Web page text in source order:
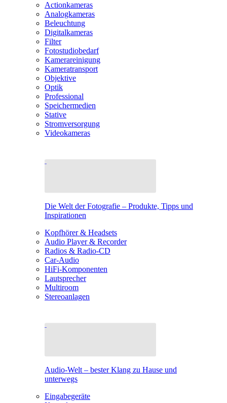
Actionkameras
Analogkameras
Beleuchtung
Digitalkameras
Filter
Fotostudiobedarf
Kamerareinigung
Kameratransport
Objektive
Optik
Professional
Speichermedien
Stative
Stromversorgung
Videokameras
Die Welt der Fotografie – Produkte, Tipps und
Inspirationen
Kopfhörer & Headsets
Audio Player & Recorder
Radios & Radio-CD
Car-Audio
HiFi-Komponenten
Lautsprecher
Multiroom
Stereoanlagen
Audio-Welt – bester Klang zu Hause und
unterwegs
Eingabegeräte